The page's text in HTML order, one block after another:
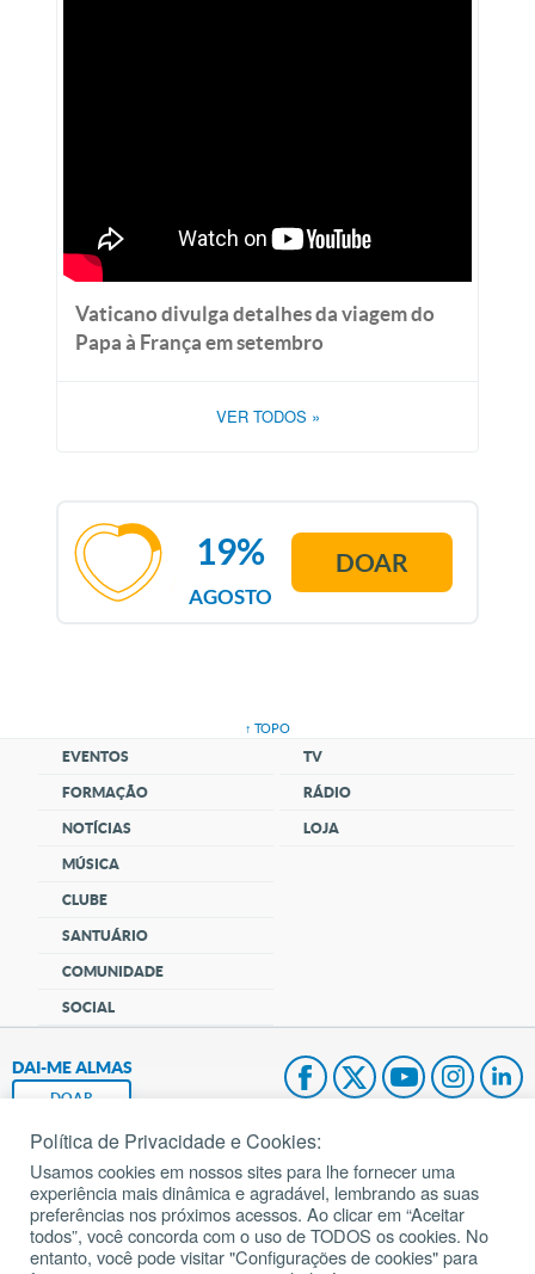
Vaticano divulga detalhes da viagem do
Papa à França em setembro
VER TODOS »
AGOSTO
19% DOAR
↑ TOPO
EVENTOS
FORMAÇÃO
NOTÍCIAS
MÚSICA
CLUBE
SANTUÁRIO
COMUNIDADE
SOCIAL
TV
RÁDIO
LOJA
DAI-ME ALMAS
DOAR
Fundação João Paulo II
Pedido de Oração
Mapa do site
Política de Privacidade e Cookies:
Usamos cookies em nossos sites para lhe fornecer uma
experiência mais dinâmica e agradável, lembrando as suas
preferências nos próximos acessos. Ao clicar em “Aceitar
todos”, você concorda com o uso de TODOS os cookies. No
entanto, você pode visitar "Configurações de cookies" para